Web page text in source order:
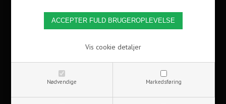
Nødvendige Markedsføring
Vis cookie detaljer
INFORMATION
OM OS
Copyrights © 2002-2021 CoolerKit A/S